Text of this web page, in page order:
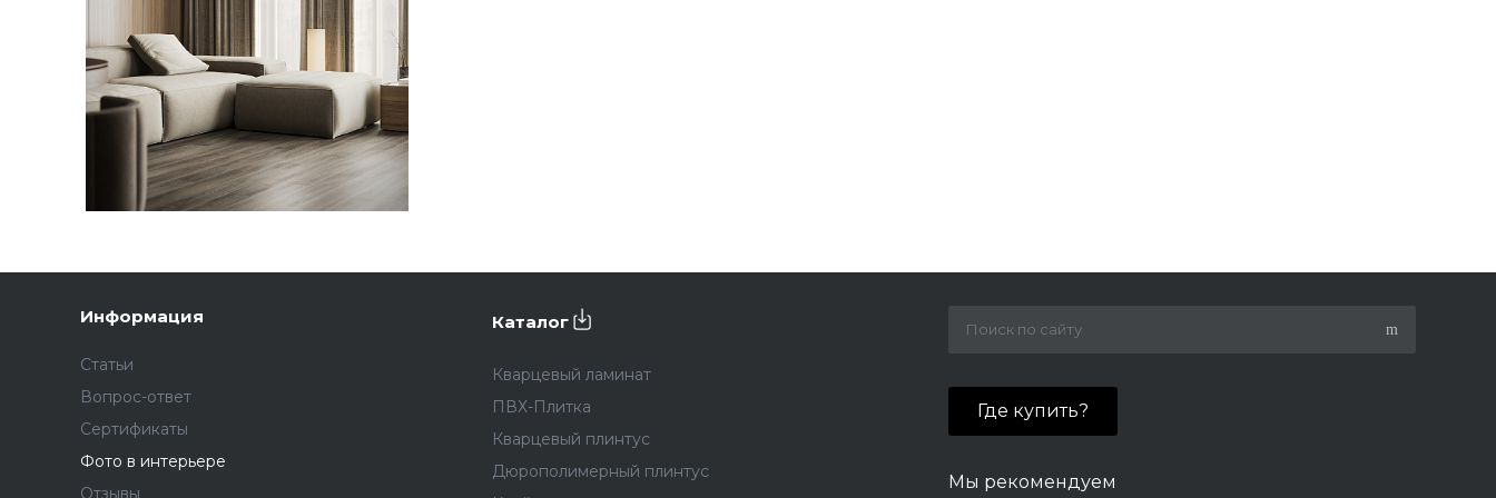
Информация
Статьи
Вопрос-ответ
Сертификаты
Фото в интерьере
Отзывы
Каталог
Кварцевый ламинат
ПВХ-Плитка
Кварцевый плинтус
Дюрополимерный плинтус
Где купить?
Мы рекомендуем